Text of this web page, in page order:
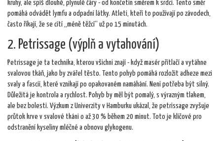
kruhy, ale spíš dlouhé, plynulé čáry - od končetin směrem k srdci. Tento směr
pomáhá odvádět lymfu a odpadní látky. Atleti, kteří to používají po závodech,
často říkají, že se cítí „méně těžcí“ už po 15 minutách.
2. Petrissage (výplň a vytahování)
Petrissage je ta technika, kterou všichni znají - když masér přitlačí a vytáhne
svalovou tkáň, jako by zvářel těsto. Tento pohyb pomáhá rozložit adheze mezi
svaly a fascií, které vznikají po opakovaném namáhání. Není potřeba být silný.
Důležitá je kontrola a rychlost. Pohyb by měl být pomalý, s výrazným tlakem,
ale bez bolesti. Výzkum z Univerzity v Hamburku ukázal, že petrissage zvyšuje
průtok krve v svalové tkáni o až 30 % během 20 minut. Toto je klíčové pro
odstranění kyseliny mléčné a obnovu glykogenu.